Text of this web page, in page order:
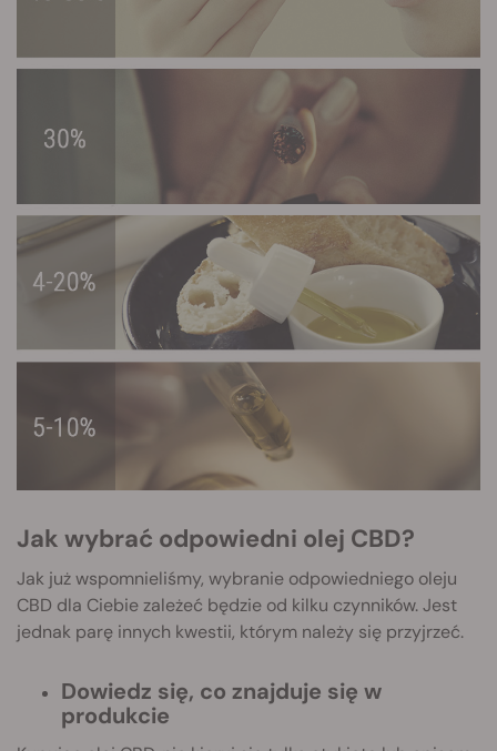
Jak wybrać odpowiedni olej CBD?
Jak już wspomnieliśmy, wybranie odpowiedniego oleju
CBD dla Ciebie zależeć będzie od kilku czynników. Jest
jednak parę innych kwestii, którym należy się przyjrzeć.
Dowiedz się, co znajduje się w
produkcie